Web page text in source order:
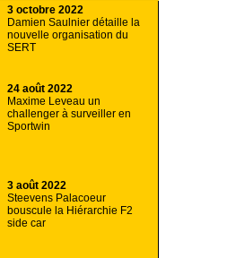
3 octobre 2022
Damien Saulnier détaille la
nouvelle organisation du
SERT
24 août 2022
Maxime Leveau un
challenger à surveiller en
Sportwin
3 août 2022
Steevens Palacoeur
bouscule la Hiérarchie F2
side car